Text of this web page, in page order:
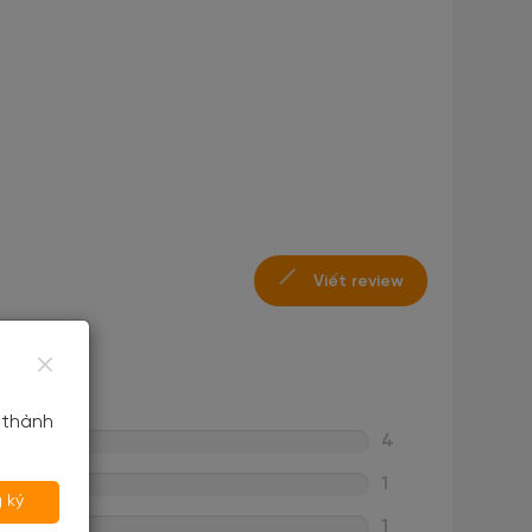
Viết review
4
1
1
ký